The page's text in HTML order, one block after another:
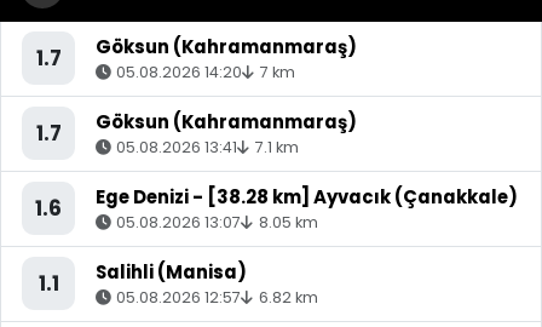
1.7 Göksun (Kahramanmaraş)
05.08.2026 14:20 7 km
1.7 Göksun (Kahramanmaraş)
05.08.2026 13:41 7.1 km
1.6 Ege Denizi - [38.28 km] Ayvacık (Çanakkale)
05.08.2026 13:07 8.05 km
1.1 Salihli (Manisa)
05.08.2026 12:57 6.82 km